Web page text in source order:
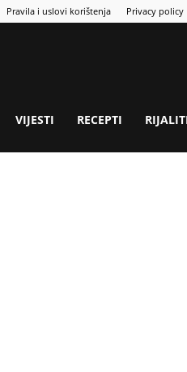
Pravila i uslovi korištenja Privacy policy
VIJESTI RECEPTI